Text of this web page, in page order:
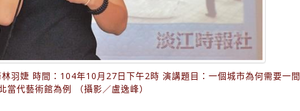
羽婕 時間：104年10月27日下午2時 演講題目：一個城市為何需要一間
當代藝術館為例 （攝影／盧逸峰）